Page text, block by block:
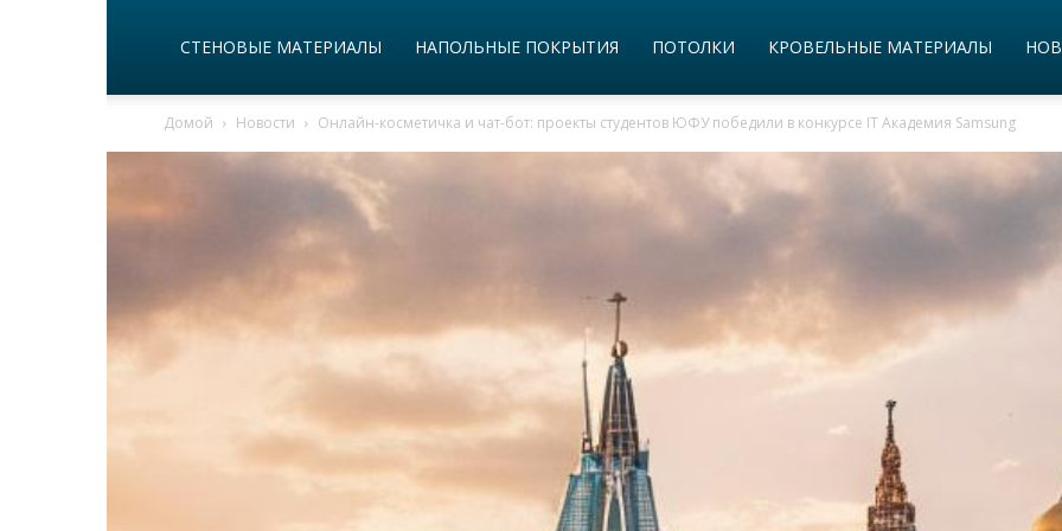
СТЕНОВЫЕ МАТЕРИАЛЫ НАПОЛЬНЫЕ ПОКРЫТИЯ ПОТОЛКИ КРОВЕЛЬНЫЕ МАТЕРИАЛЫ
Домой Новости Онлайн-косметичка и чат-бот: проекты студентов ЮФУ победили в конкурсе IT Академия Samsung